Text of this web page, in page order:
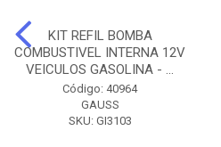
KIT REFIL BOMBA
COMBUSTIVEL INTERNA 12V
VEICULOS GASOLINA - ...
Código: 40964
GAUSS
SKU: GI3103